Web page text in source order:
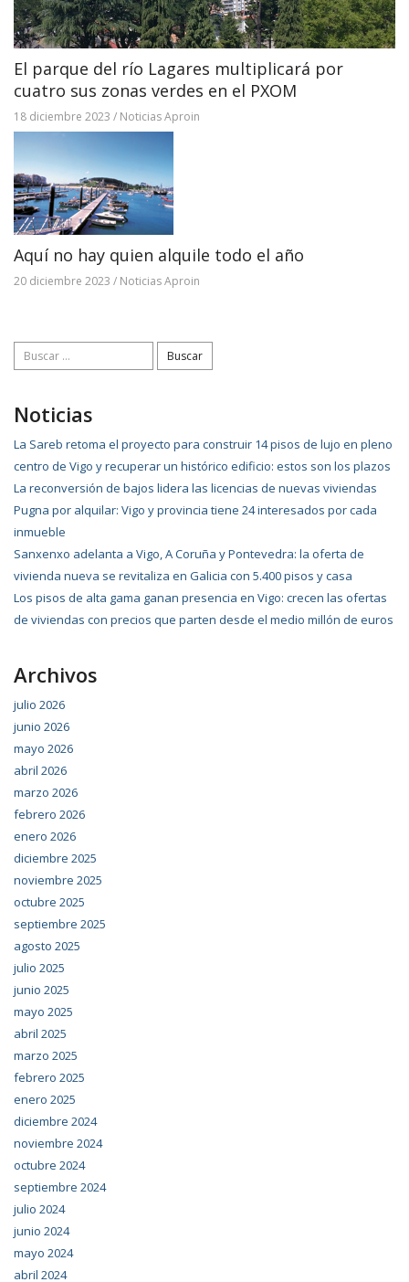
El parque del río Lagares multiplicará por
cuatro sus zonas verdes en el PXOM
18 diciembre 2023 / Noticias Aproin
Aquí no hay quien alquile todo el año
20 diciembre 2023 / Noticias Aproin
Buscar:
Noticias
La Sareb retoma el proyecto para construir 14 pisos de lujo en pleno
centro de Vigo y recuperar un histórico edificio: estos son los plazos
La reconversión de bajos lidera las licencias de nuevas viviendas
Pugna por alquilar: Vigo y provincia tiene 24 interesados por cada
inmueble
Sanxenxo adelanta a Vigo, A Coruña y Pontevedra: la oferta de
vivienda nueva se revitaliza en Galicia con 5.400 pisos y casa
Los pisos de alta gama ganan presencia en Vigo: crecen las ofertas
de viviendas con precios que parten desde el medio millón de euros
Archivos
julio 2026
junio 2026
mayo 2026
abril 2026
marzo 2026
febrero 2026
enero 2026
diciembre 2025
noviembre 2025
octubre 2025
septiembre 2025
agosto 2025
julio 2025
junio 2025
mayo 2025
abril 2025
marzo 2025
febrero 2025
enero 2025
diciembre 2024
noviembre 2024
octubre 2024
septiembre 2024
julio 2024
junio 2024
mayo 2024
abril 2024